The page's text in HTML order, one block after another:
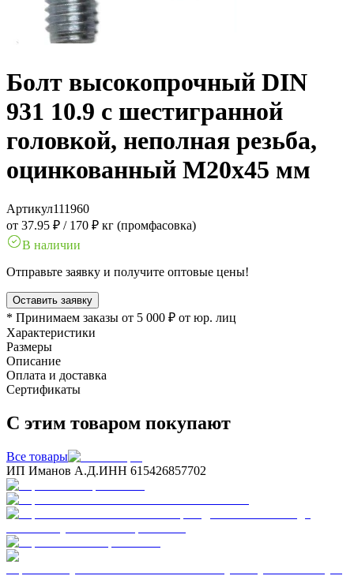
Болт высокопрочный DIN
931 10.9 с шестигранной
головкой, неполная резьба,
оцинкованный M20x45 мм
Артикул111960
от 37.95 ₽ / 170 ₽ кг (промфасовка)
В наличии
Отправьте заявку и получите оптовые цены!
Оставить заявку
* Принимаем заказы от 5 000 ₽ от юр. лиц
Характеристики
Размеры
Описание
Оплата и доставка
Сертификаты
С этим товаром покупают
Все товары
ИП Иманов А.Д.ИНН 615426857702